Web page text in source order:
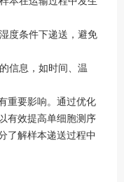
度条件下递送，避免
信息，如时间、温
重要影响。通过优化
有效提高单细胞测序
了解样本递送过程中